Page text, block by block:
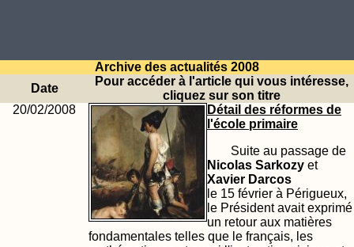
Archive des actualités 2008
Date
Pour accéder à l'article qui vous intéresse,
cliquez sur son titre
20/02/2008
Détail des réformes de
l'école primaire
Suite au passage de
Nicolas Sarkozy et
Xavier Darcos
le 15 février à Périgueux,
le Président avait exprimé
un retour aux matières
fondamentales telles que le français, les